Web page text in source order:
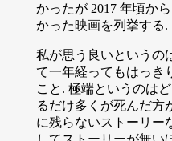
かったが 2017 年頃から
かった映画を列挙する.
私が思う良いというの
て一年経ってもはっき
こと. 極端というのは
るだけ多くが死んだ方
に残らないストーリー